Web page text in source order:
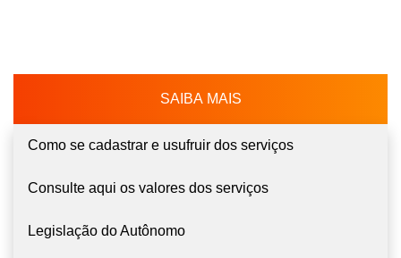
SAIBA MAIS
Como se cadastrar e usufruir dos serviços
Consulte aqui os valores dos serviços
Legislação do Autônomo